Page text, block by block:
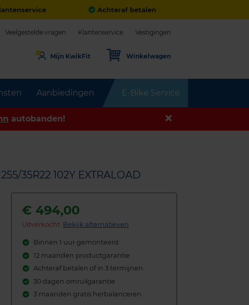
Achteraf betalen
Aanbiedingen E-Bike Service
Veelgestelde vragen Klantenservice Vestigingen
Mijn KwikFit Winkelwagen
autobanden!
255/35R22 102Y EXTRALOAD
€ 494,00
Uitverkocht: Bekijk alternatieven
Binnen 1 uur gemonteerd
12 maanden productgarantie
Achteraf betalen of in 3 termijnen
30 dagen omruilgarantie
3 maanden gratis herbalanceren